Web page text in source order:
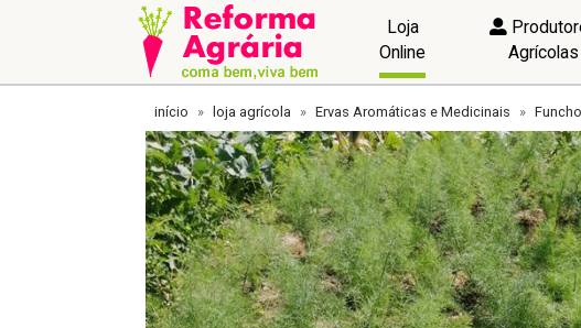
Loja
Online
Agrícolas
início loja agrícola Ervas Aromáticas e Medicinais Funcho